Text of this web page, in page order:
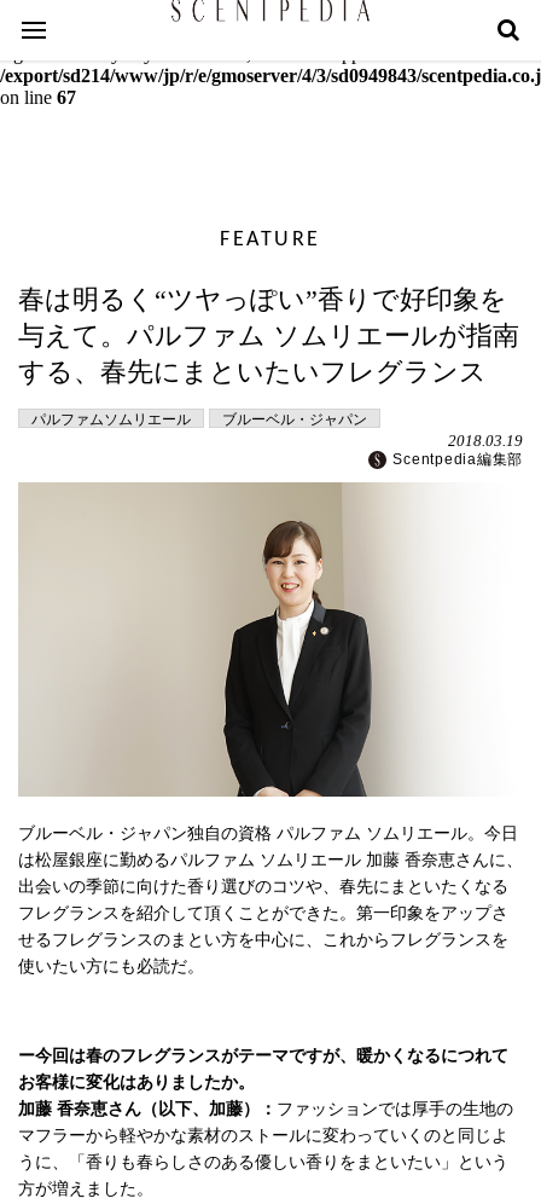
Warning
: mcrypt_decrypt(): Key of size 18 not supported by this
/export/sd214/www/jp/r/e/gmoserver/4/3/sd0949843/
on line 67
FEATURE
春は明るく“ツヤっぽい”香りで好印象を
与えて。パルファム ソムリエールが指南
する、春先にまといたいフレグランス
パルファムソムリエール ブルーベル・ジャパン
2018.03.19
Scentpedia編集部
ブルーベル・ジャパン独自の資格 パルファム ソムリエール。今日
は松屋銀座に勤めるパルファム ソムリエール 加藤 香奈恵さんに、
出会いの季節に向けた香り選びのコツや、春先にまといたくなる
フレグランスを紹介して頂くことができた。第一印象をアップさ
せるフレグランスのまとい方を中心に、これからフレグランスを
使いたい方にも必読だ。
ー今回は春のフレグランスがテーマですが、暖かくなるにつれて
お客様に変化はありましたか。
加藤 香奈恵さん（以下、加藤）： ファッションでは厚手の生地の
マフラーから軽やかな素材のストールに変わっていくのと同じよ
うに、「香りも春らしさのある優しい香りをまといたい」という
方が増えました。